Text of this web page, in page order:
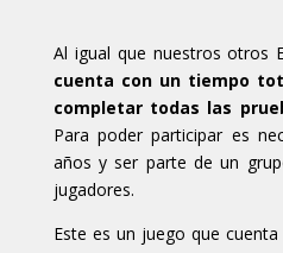
Al igual que nuestros otros
cuenta con un tiempo
completar todas las
Para poder participar es
años y ser parte de un
jugadores.
Este es un juego que